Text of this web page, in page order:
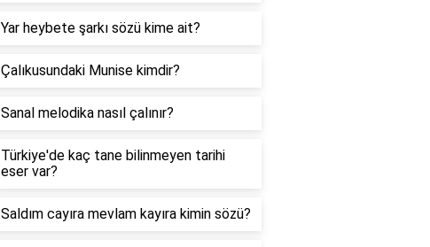
Yar heybete şarkı sözü kime ait?
Çalıkusundaki Munise kimdir?
Sanal melodika nasıl çalınır?
Türkiye'de kaç tane bilinmeyen tarihi
eser var?
Saldım cayıra mevlam kayıra kimin sözü?